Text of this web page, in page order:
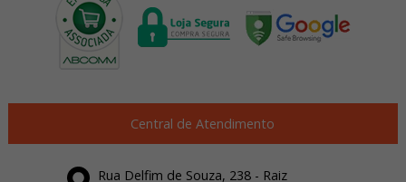
Central de Atendimento
Rua Delfim de Souza, 238 - Raiz